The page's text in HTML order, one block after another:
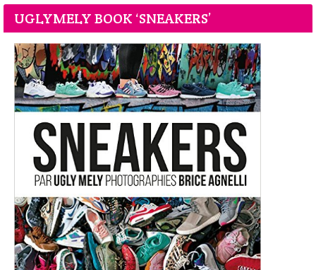
UGLYMELY BOOK ‘SNEAKERS’